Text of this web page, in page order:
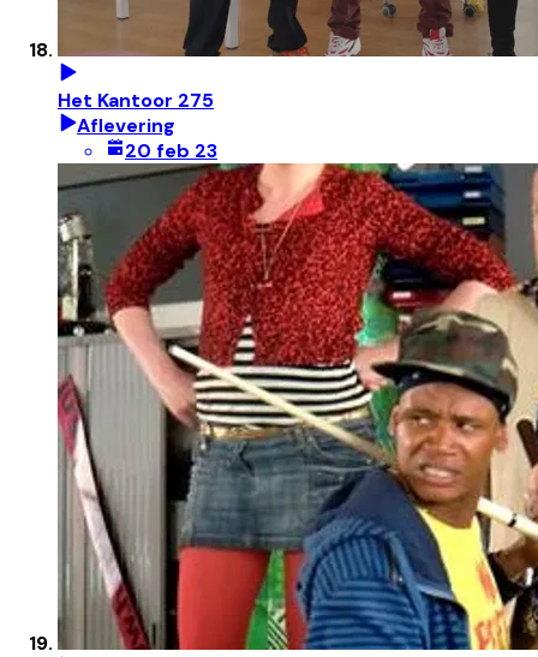
Het Kantoor 275
Aflevering
20 feb 23